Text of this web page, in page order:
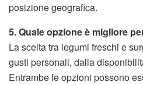
posizione geografica.
5. Quale opzione è migliore
La scelta tra legumi freschi e
gusti personali, dalla
Entrambe le opzioni possono